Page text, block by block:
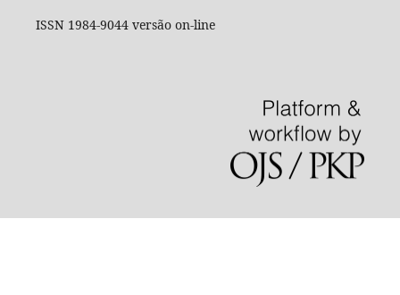
ISSN 1984-9044 versão on-line